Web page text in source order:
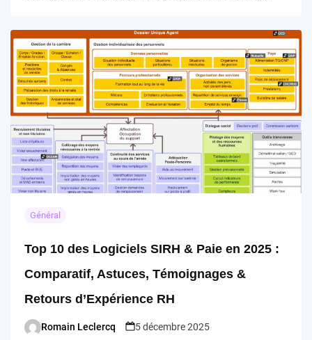
Général
Top 10 des Logiciels SIRH & Paie en 2025 :
Comparatif, Astuces, Témoignages &
Retours d’Expérience RH
Posted
Romain Leclercq 5 décembre 2025